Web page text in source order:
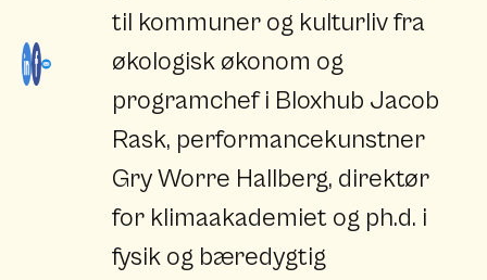
til kommuner og kulturliv fra
økologisk økonom og
programchef i Bloxhub Jacob
Rask, performancekunstner
Gry Worre Hallberg, direktør
for klimaakademiet og ph.d. i
fysik og bæredygtig